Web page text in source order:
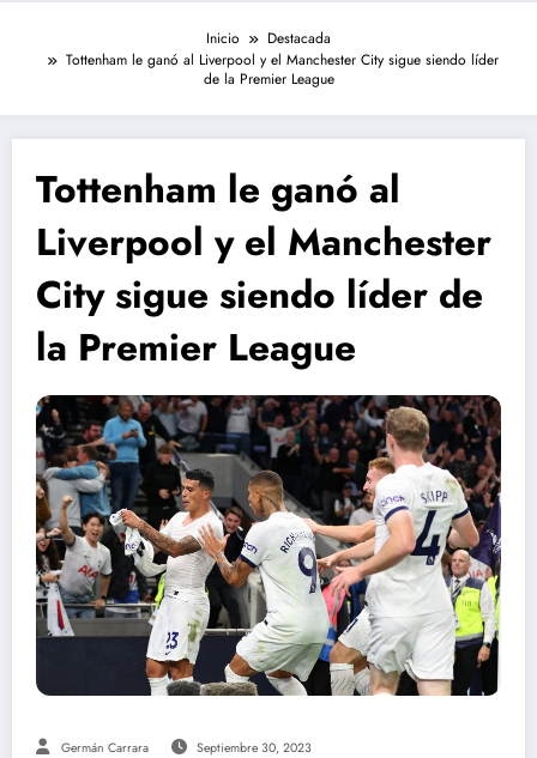
Inicio
Destacada
Tottenham le ganó al Liverpool y el Manchester City sigue siendo líder
de la Premier League
Tottenham le ganó al
Liverpool y el Manchester
City sigue siendo líder de
la Premier League
Germán Carrara Septiembre 30, 2023